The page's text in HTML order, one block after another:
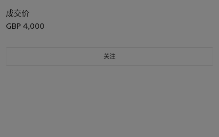
成交价
GBP 4,000
关注